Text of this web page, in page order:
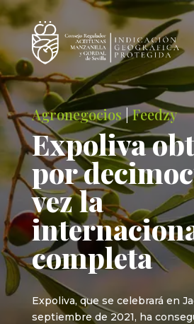
Agronegocios|Feedzy
Expoliva
por
vez la
completa
Expoliva, que se celebrará en
septiembre de 2021, ha